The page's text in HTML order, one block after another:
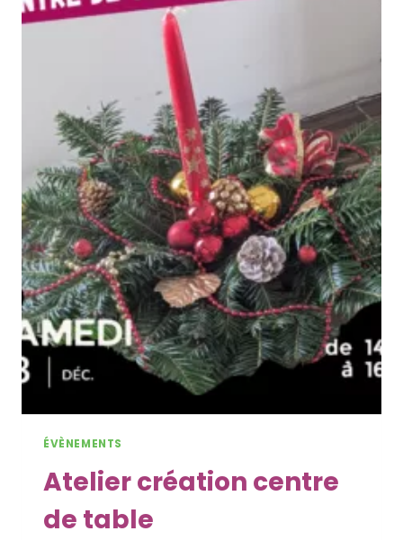
ÉVÈNEMENTS
Atelier création centre
de table